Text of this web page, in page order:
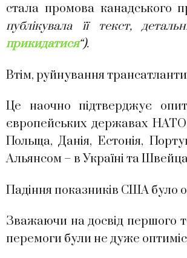
стала промова канадського
публікувала її текст,
прикидатися“).
Втім, руйнування
Це наочно підтверджує
європейських державах НАТО
Польща, Данія, Естонія,
Альянсом – в Україні та
Падіння показників США було
Зважаючи на досвід першого
перемоги були не дуже